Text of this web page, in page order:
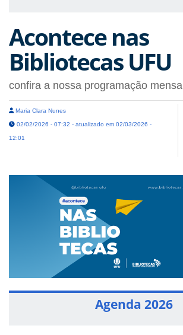
Acontece nas
Bibliotecas UFU
confira a nossa programação mensal
Maria Clara Nunes
02/02/2026 - 07:32 - atualizado em 02/03/2026 -
12:01
Agenda 2026